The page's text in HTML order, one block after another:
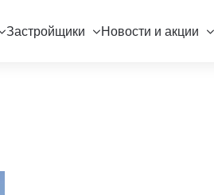
Застройщики Новости и акции